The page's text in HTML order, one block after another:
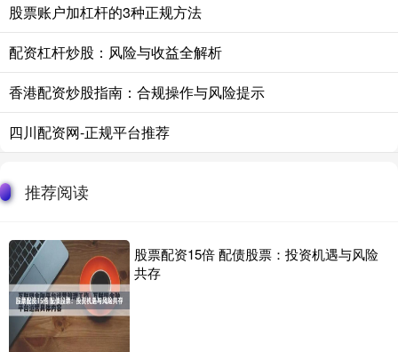
股票账户加杠杆的3种正规方法
配资杠杆炒股：风险与收益全解析
香港配资炒股指南：合规操作与风险提示
四川配资网-正规平台推荐
推荐阅读
股票配资15倍 配债股票：投资机遇与风险
共存